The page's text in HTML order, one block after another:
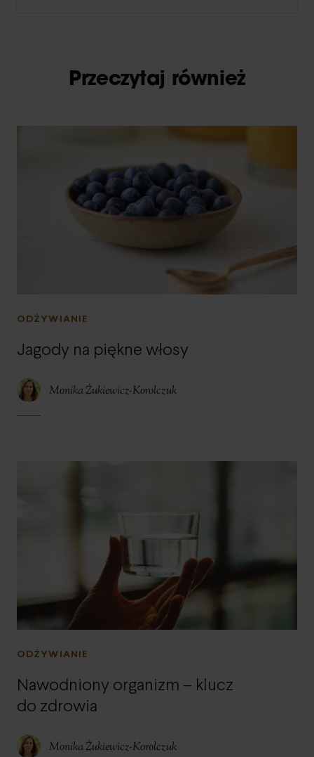
Przeczytaj również
ODŻYWIANIE
Jagody na piękne włosy
Monika Żukiewicz-Korolczuk
ODŻYWIANIE
Nawodniony organizm – klucz
do zdrowia
Monika Żukiewicz-Korolczuk